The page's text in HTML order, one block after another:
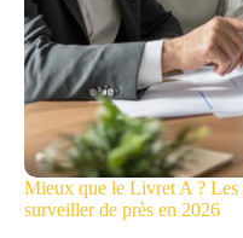
Mieux que le Livret A ? Les
surveiller de près en 2026